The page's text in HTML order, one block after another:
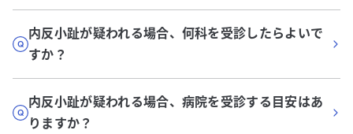
内反小趾が疑われる場合、何科を受診したらよいで
すか？
内反小趾が疑われる場合、病院を受診する目安はあ
りますか？